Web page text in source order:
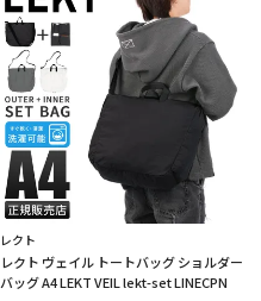
レクト
レクト ヴェイル トートバッグ ショルダー
バッグ A4 LEKT VEIL lekt-set LINECPN